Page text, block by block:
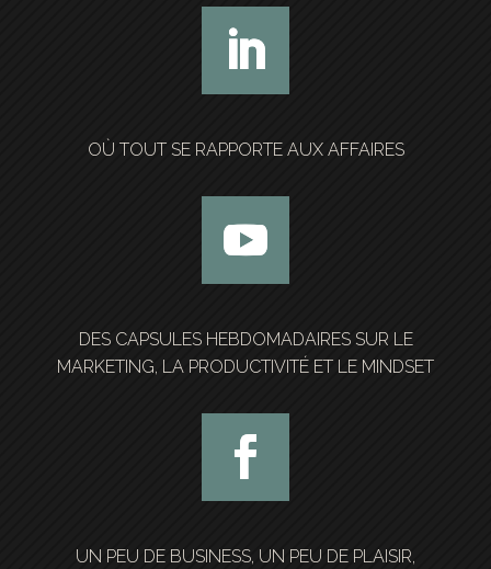
OÙ TOUT SE RAPPORTE AUX AFFAIRES
DES CAPSULES HEBDOMADAIRES SUR LE
MARKETING, LA PRODUCTIVITÉ ET LE MINDSET
UN PEU DE BUSINESS, UN PEU DE PLAISIR,